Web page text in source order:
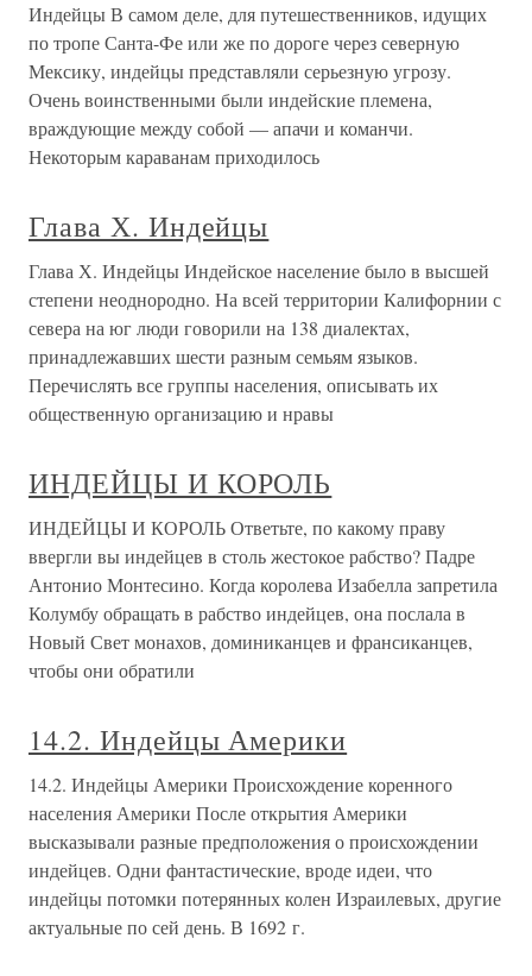
Индейцы В самом деле, для путешественников, идущих
по тропе Санта-Фе или же по дороге через северную
Мексику, индейцы представляли серьезную угрозу.
Очень воинственными были индейские племена,
враждующие между собой — апачи и команчи.
Некоторым караванам приходилось
Глава Х. Индейцы
Глава Х. Индейцы Индейское население было в высшей
степени неоднородно. На всей территории Калифорнии с
севера на юг люди говорили на 138 диалектах,
принадлежавших шести разным семьям языков.
Перечислять все группы населения, описывать их
общественную организацию и нравы
ИНДЕЙЦЫ И КОРОЛЬ
ИНДЕЙЦЫ И КОРОЛЬ Ответьте, по какому праву
ввергли вы индейцев в столь жестокое рабство? Падре
Антонио Монтесино. Когда королева Изабелла запретила
Колумбу обращать в рабство индейцев, она послала в
Новый Свет монахов, доминиканцев и франсиканцев,
чтобы они обратили
14.2. Индейцы Америки
14.2. Индейцы Америки Происхождение коренного
населения Америки После открытия Америки
высказывали разные предположения о происхождении
индейцев. Одни фантастические, вроде идеи, что
индейцы потомки потерянных колен Израилевых, другие
актуальные по сей день. В 1692 г.